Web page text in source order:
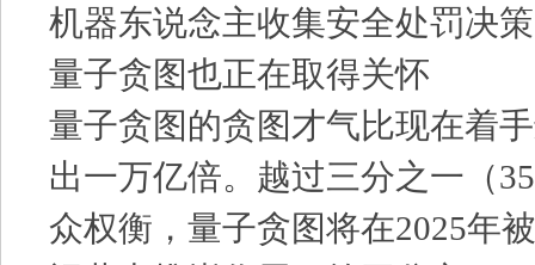
机器东说念主收集安全处罚决
量子贪图也正在取得关怀
量子贪图的贪图才气比现在着
出一万亿倍。越过三分之一（
众权衡，量子贪图将在2025年